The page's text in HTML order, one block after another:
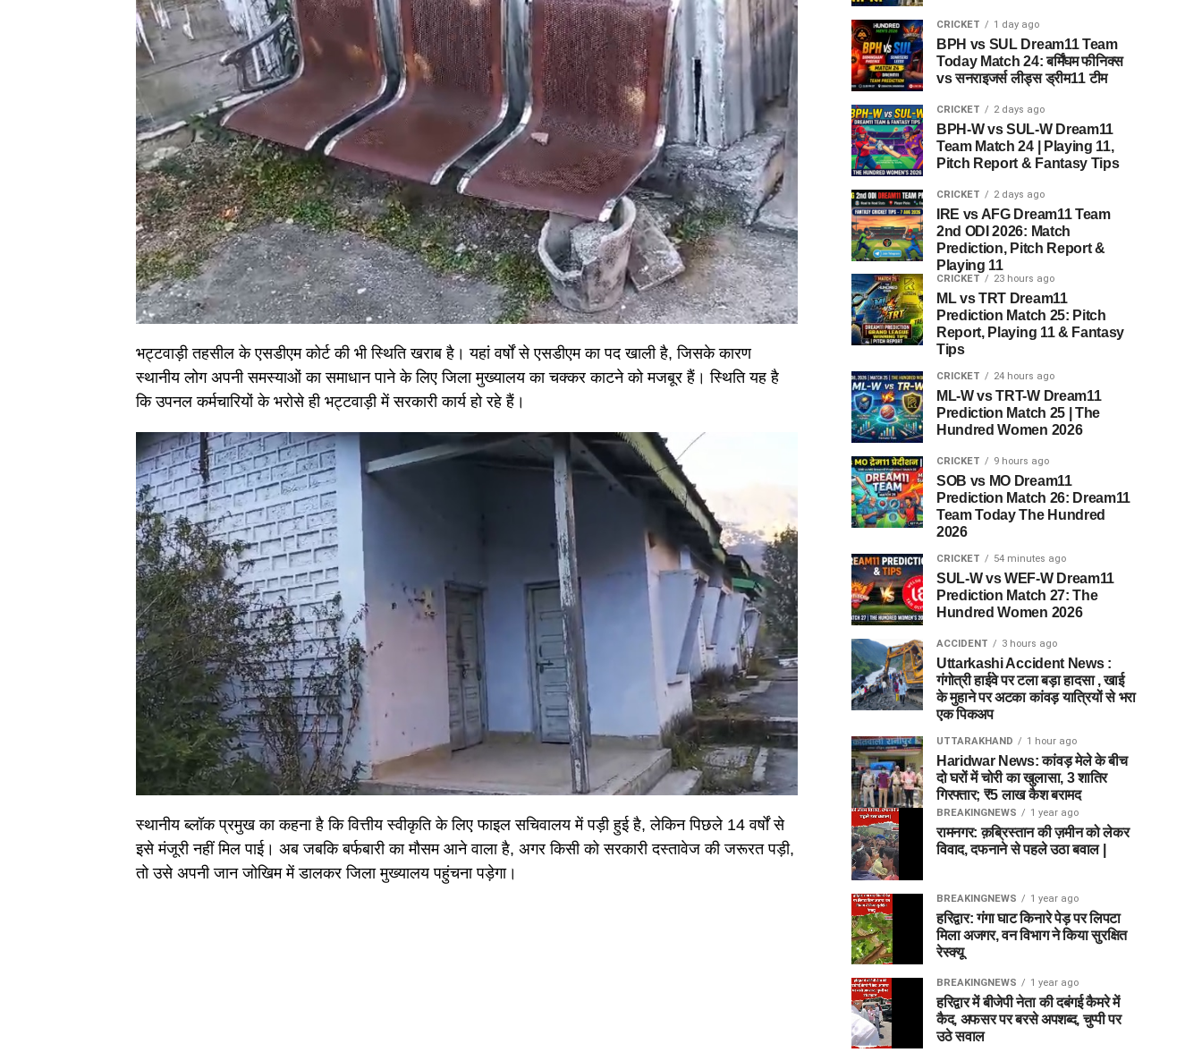
भट्टवाड़ी तहसील के एसडीएम कोर्ट की भी स्थिति खराब है। यहां वर्षों से एसडीएम का पद खाली है, जिसके कारण
स्थानीय लोग अपनी समस्याओं का समाधान पाने के लिए जिला मुख्यालय का चक्कर काटने को मजबूर हैं। स्थिति यह है
कि उपनल कर्मचारियों के भरोसे ही भट्टवाड़ी में सरकारी कार्य हो रहे हैं।
स्थानीय ब्लॉक प्रमुख का कहना है कि वित्तीय स्वीकृति के लिए फाइल सचिवालय में पड़ी हुई है, लेकिन पिछले 14 वर्षों से
इसे मंजूरी नहीं मिल पाई। अब जबकि बर्फबारी का मौसम आने वाला है, अगर किसी को सरकारी दस्तावेज की जरूरत पड़ी,
तो उसे अपनी जान जोखिम में डालकर जिला मुख्यालय पहुंचना पड़ेगा।
CRICKET 1 day ago
BPH vs SUL Dream11 Team
Today Match 24: बर्मिंघम फीनिक्स
vs सनराइजर्स लीड्स ड्रीम11 टीम
CRICKET 2 days ago
BPH-W vs SUL-W Dream11
Team Match 24 | Playing 11,
Pitch Report & Fantasy Tips
CRICKET 2 days ago
IRE vs AFG Dream11 Team
2nd ODI 2026: Match
Prediction, Pitch Report &
Playing 11
CRICKET 23 hours ago
ML vs TRT Dream11
Prediction Match 25: Pitch
Report, Playing 11 & Fantasy
Tips
CRICKET 24 hours ago
ML-W vs TRT-W Dream11
Prediction Match 25 | The
Hundred Women 2026
CRICKET 9 hours ago
SOB vs MO Dream11
Prediction Match 26: Dream11
Team Today The Hundred
2026
CRICKET 54 minutes ago
SUL-W vs WEF-W Dream11
Prediction Match 27: The
Hundred Women 2026
ACCIDENT 3 hours ago
Uttarkashi Accident News :
गंगोत्री हाईवे पर टला बड़ा हादसा , खाई
के मुहाने पर अटका कांवड़ यात्रियों से भरा
एक पिकअप
UTTARAKHAND 1 hour ago
Haridwar News: कांवड़ मेले के बीच
दो घरों में चोरी का खुलासा, 3 शातिर
गिरफ्तार; ₹5 लाख कैश बरामद
BREAKINGNEWS 1 year ago
रामनगर: क़ब्रिस्तान की ज़मीन को लेकर
विवाद, दफनाने से पहले उठा बवाल |
BREAKINGNEWS 1 year ago
हरिद्वार: गंगा घाट किनारे पेड़ पर लिपटा
मिला अजगर, वन विभाग ने किया सुरक्षित
रेस्क्यू
BREAKINGNEWS 1 year ago
हरिद्वार में बीजेपी नेता की दबंगई कैमरे में
कैद, अफसर पर बरसे अपशब्द, चुप्पी पर
उठे सवाल